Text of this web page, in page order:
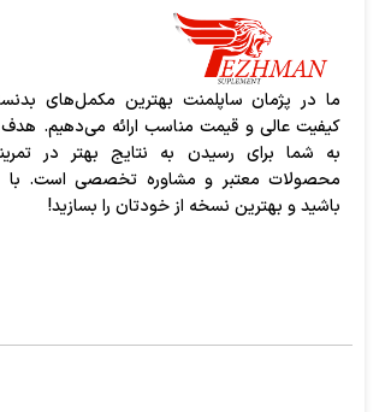
ما در پژمان ساپلمنت بهترین مکمل‌های
کیفیت عالی و قیمت مناسب ارائه می‌دهیم.
به شما برای رسیدن به نتایج بهتر در
محصولات معتبر و مشاوره تخصصی است. با
باشید و بهترین نسخه از خودتان را بسازید!